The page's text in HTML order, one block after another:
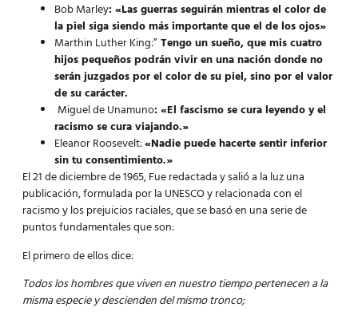
Bob Marley:«Las guerras seguirán mientras el color de
la piel siga siendo más importante que el de los ojos»
Marthin Luther King:”Tengo un sueño, que mis cuatro
hijos pequeños podrán vivir en una nación donde no
serán juzgados por el color de su piel, sino por el valor
de su carácter.
Miguel de Unamuno: «El fascismo se cura leyendo y el
racismo se cura viajando.»
Eleanor Roosevelt:«Nadie puede hacerte sentir inferior
sin tu consentimiento.»
El 21 de diciembre de 1965, Fue redactada y salió a la luz una
publicación, formulada por la UNESCO y relacionada con el
racismo y los prejuicios raciales, que se basó en una serie de
puntos fundamentales que son:
El primero de ellos dice:
Todos los hombres que viven en nuestro tiempo pertenecen a la
misma especie y descienden del mismo tronco;